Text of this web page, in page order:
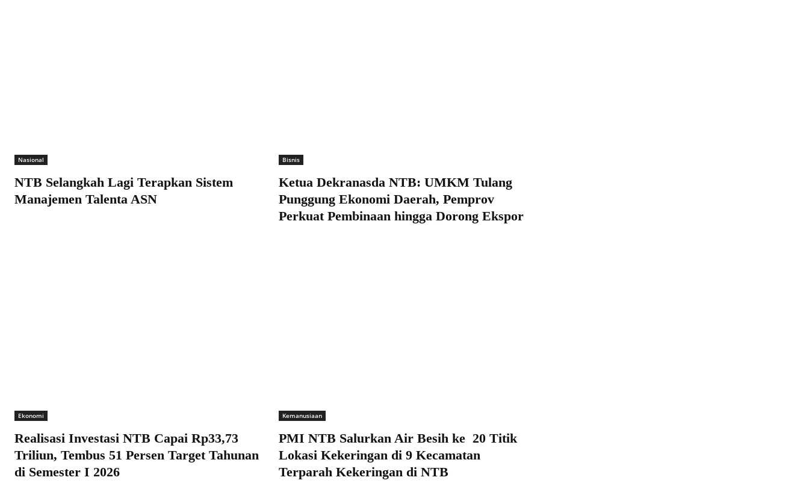
Nasional
NTB Selangkah Lagi Terapkan Sistem
Manajemen Talenta ASN
Bisnis
Ketua Dekranasda NTB: UMKM Tulang
Punggung Ekonomi Daerah, Pemprov
Perkuat Pembinaan hingga Dorong Ekspor
Ekonomi
Realisasi Investasi NTB Capai Rp33,73
Triliun, Tembus 51 Persen Target Tahunan
di Semester I 2026
Kemanusiaan
PMI NTB Salurkan Air Besih ke 20 Titik
Lokasi Kekeringan di 9 Kecamatan
Terparah Kekeringan di NTB